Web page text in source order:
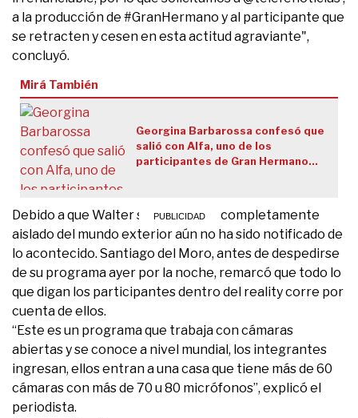
a la producción de #GranHermano y al participante que
se retracten y cesen en esta actitud agraviante",
concluyó.
Mirá También
Georgina Barbarossa confesó que
salió con Alfa, uno de los
participantes de Gran Hermano
Debido a que Walter se encuentra completamente
aislado del mundo exterior aún no ha sido notificado de
lo acontecido. Santiago del Moro, antes de despedirse
de su programa ayer por la noche, remarcó que todo lo
que digan los participantes dentro del reality corre por
cuenta de ellos.
“Este es un programa que trabaja con cámaras
abiertas y se conoce a nivel mundial, los integrantes
ingresan, ellos entran a una casa que tiene más de 60
cámaras con más de 70 u 80 micrófonos”, explicó el
periodista.